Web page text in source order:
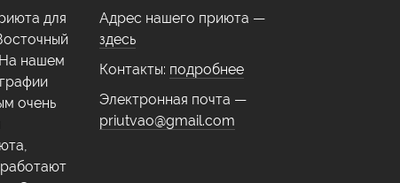
для
нашем
очень
Адрес нашего приюта —
здесь
Контакты: подробнее
Электронная почта —
priutvao@gmail.com